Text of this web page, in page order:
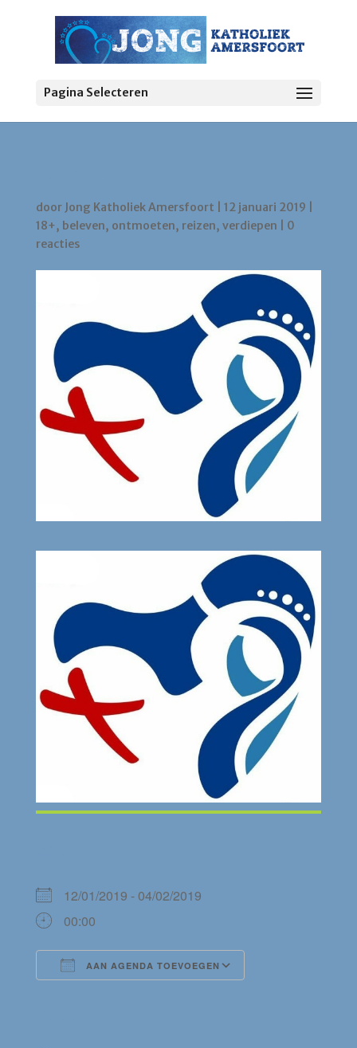
Pagina Selecteren
door Jong Katholiek Amersfoort 12 januari 2019
18+, beleven, ontmoeten, reizen, verdiepen
0
reacties
12/01/2019 - 04/02/2019
00:00
AAN AGENDA TOEVOEGEN